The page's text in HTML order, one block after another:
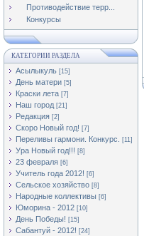
Противодействие терр...
Конкурсы
КАТЕГОРИИ РАЗДЕЛА
Асылыкуль [15]
День матери [5]
Краски лета [7]
Наш город [21]
Редакция [2]
Скоро Новый год! [7]
Переливы гармони. Конкурс. [11]
Ура Новый год!!! [8]
23 февраля [6]
Учитель года 2012! [6]
Сельское хозяйство [8]
Народные коллективы [6]
Юморина - 2012 [10]
День Победы! [15]
Сабантуй - 2012! [24]